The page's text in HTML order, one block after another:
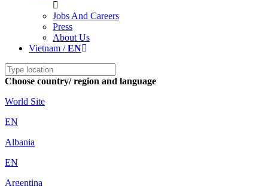
Jobs And Careers
Press
About Us
Vietnam /EN
Choose country/ region and language
World Site
EN
Albania
EN
Argentina